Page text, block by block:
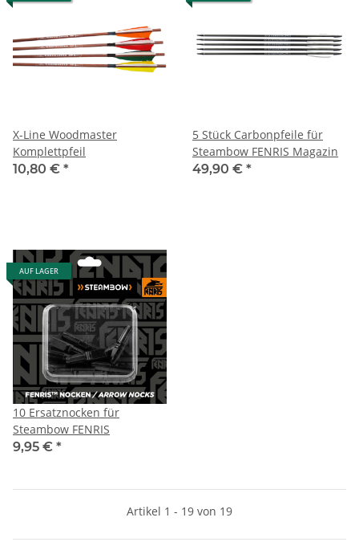
X-Line Woodmaster
Komplettpfeil
10,80 € *
5 Stück Carbonpfeile für
Steambow FENRIS Magazin
49,90 € *
AUF LAGER
10 Ersatznocken für
Steambow FENRIS
9,95 € *
Artikel 1 - 19 von 19